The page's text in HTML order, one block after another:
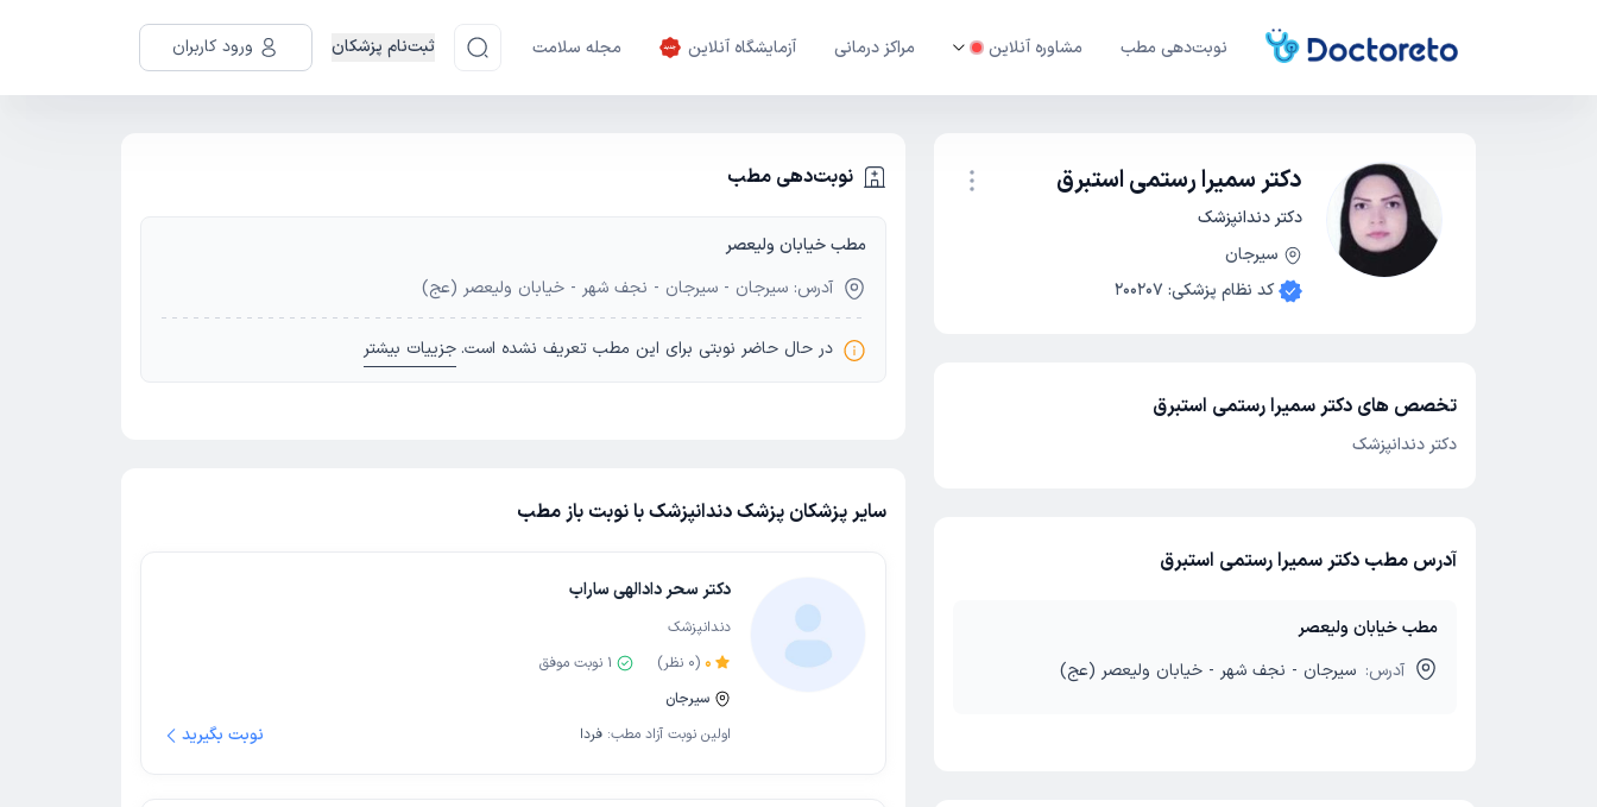
نوبت‌دهی مطب مشاوره آنلاین مراکز درمانی آزمایشگاه آنلاین مجله سلامت ثبت‌نام پزشکان ورود کاربران
دکتر سمیرا رستمی استبرق
دکتر دندانپزشک
سیرجان
کد نظام پزشکی:
200207
نوبت‌دهی مطب
مطب خیابان ولیعصر
آدرس: سیرجان - سیرجان - نجف شهر - خیابان ولیعصر (عج)
در حال حاضر نوبتی برای این مطب تعریف نشده است. جزییات بیشتر
سایر پزشکان پزشک دندانپزشک با نوبت باز مطب
دکتر سحر دادالهی ساراب
دندانپزشک
0
(
0 نظر) 1 نوبت موفق
سیرجان
اولین نوبت آزاد مطب: فردا نوبت بگیرید
تخصص های دکتر سمیرا رستمی استبرق
دکتر دندانپزشک
آدرس مطب دکتر سمیرا رستمی استبرق
مطب خیابان ولیعصر
آدرس: سیرجان - نجف شهر - خیابان ولیعصر (عج)